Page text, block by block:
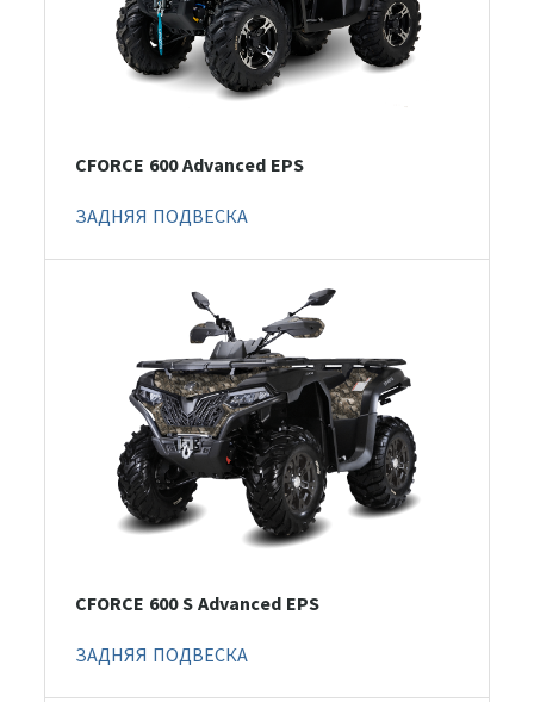
CFORCE 600 Advanced EPS
ЗАДНЯЯ ПОДВЕСКА
CFORCE 600 S Advanced EPS
ЗАДНЯЯ ПОДВЕСКА